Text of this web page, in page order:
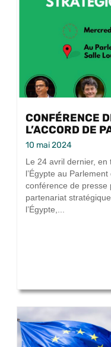
CONFÉRENCE
L’ACCORD DE
10 mai 2024
Le 24 avril dernier,
l’Égypte au
conférence de presse
partenariat
l’Égypte,...